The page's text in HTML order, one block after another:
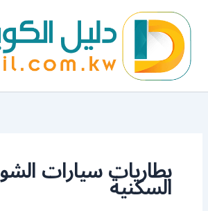
المحتوى
بطاريات سيارات
السكنية